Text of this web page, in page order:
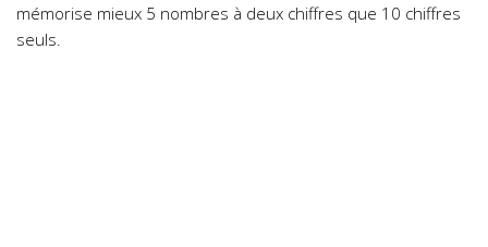
mémorise mieux 5 nombres à deux chiffres que 10 chiffres
seuls.